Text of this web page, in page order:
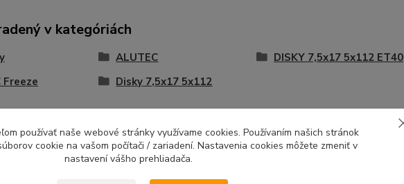
v kategóriách
ALUTEC DISKY 7,5x17 5x112 ET40
Freeze
Disky 7,5x17 5x112
používať naše webové stránky využívame cookies. Používaním našich stránok
cookie na vašom počítači / zariadení. Nastavenia cookies môžete zmeniť v
nastavení vášho prehliadača.